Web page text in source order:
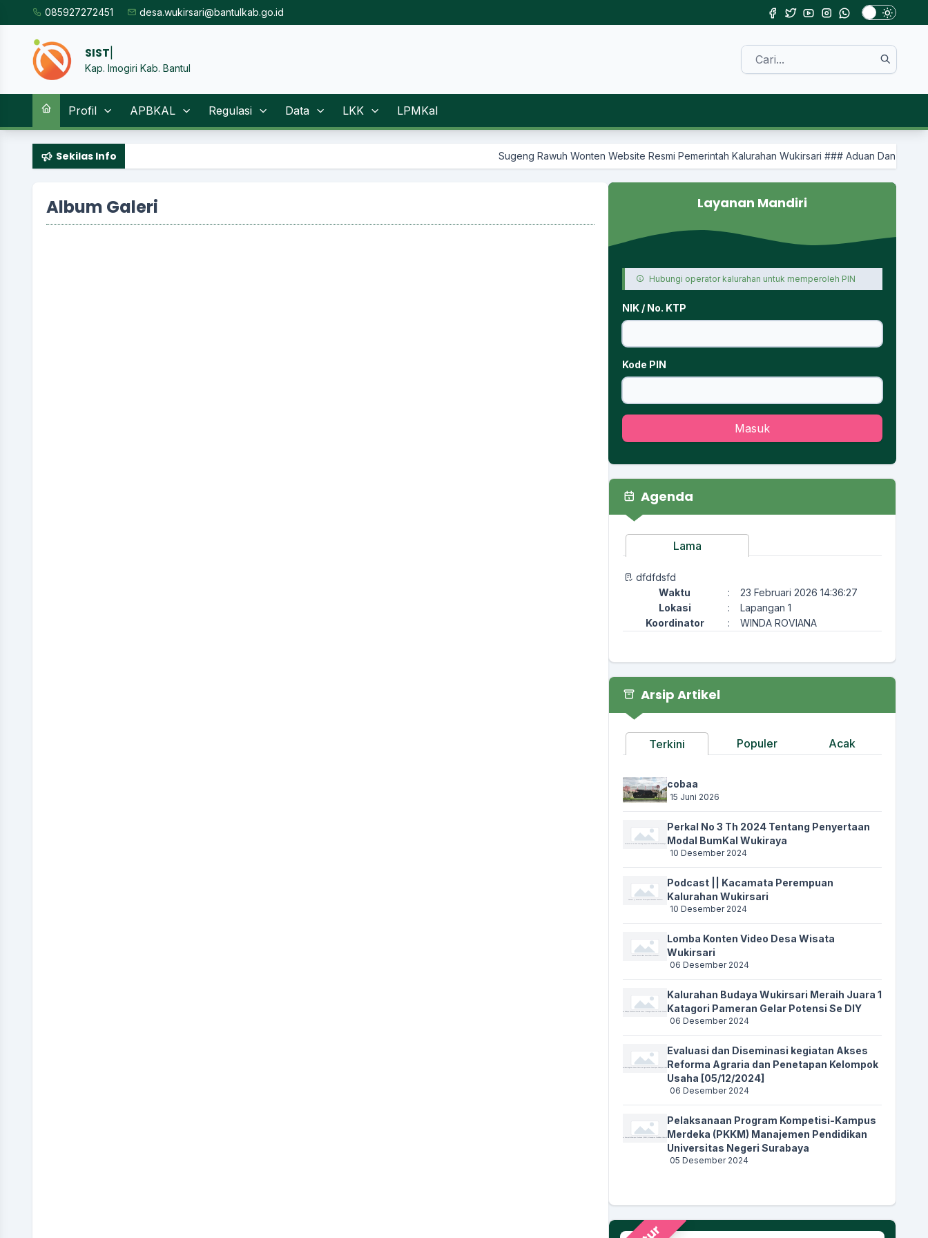
085927272451 desa.wukirsari@bantulkab.go.id
SISTEM INFO
Kap. Imogiri Kab. Bantul
Profil APBKAL Regulasi Data LKK LPMKal
Sekilas Info Sugeng Rawuh Wonten Website Resmi Pemerintah Kalurahan Wukirsari ### Aduan Dan Permohonan
Album Galeri Layanan Mandiri
Hubungi operator kalurahan untuk memperoleh PIN
NIK / No. KTP
Kode PIN
Masuk
Agenda
Lama
dfdfdsfd
Waktu
:
23 Februari 2026 14:36:27
Lokasi
:
Lapangan 1
Koordinator
: WINDA ROVIANA
Arsip Artikel
Terkini Populer Acak
cobaa
15 Juni 2026
Perkal No 3 Th 2024 Tentang Penyertaan
Modal BumKal Wukiraya
10 Desember 2024
Podcast || Kacamata Perempuan
Kalurahan Wukirsari
10 Desember 2024
Lomba Konten Video Desa Wisata
Wukirsari
06 Desember 2024
Kalurahan Budaya Wukirsari Meraih Juara 1
Katagori Pameran Gelar Potensi Se DIY
06 Desember 2024
Evaluasi dan Diseminasi kegiatan Akses
Reforma Agraria dan Penetapan Kelompok
Usaha [05/12/2024]
06 Desember 2024
Pelaksanaan Program Kompetisi-Kampus
Merdeka (PKKM) Manajemen Pendidikan
Universitas Negeri Surabaya
05 Desember 2024